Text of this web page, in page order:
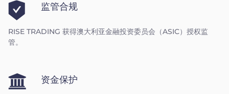
监管合规
RISE TRADING 获得澳大利亚金融投资委员会（ASIC）授权监
管。
资金保护